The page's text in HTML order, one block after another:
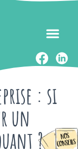
: si
un
?